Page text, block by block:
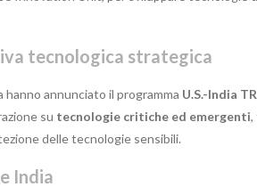
tecnologica strategica
annunciato il programma U.S.-India
su tecnologie critiche ed emergenti,
delle tecnologie sensibili.
India